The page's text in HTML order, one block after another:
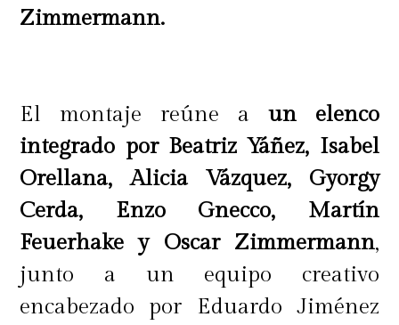
Zimmermann.
El montaje reúne a un elenco
integrado por Beatriz Yáñez, Isabel
Orellana, Alicia Vázquez, Gyorgy
Cerda, Enzo Gnecco, Martín
Feuerhake y Oscar Zimmermann,
junto a un equipo creativo
encabezado por Eduardo Jiménez